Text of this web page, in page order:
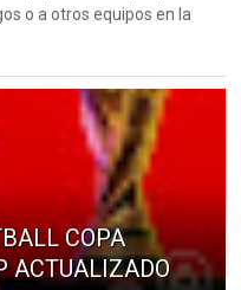
o a otros equipos en la
COPA
ACTUALIZADO